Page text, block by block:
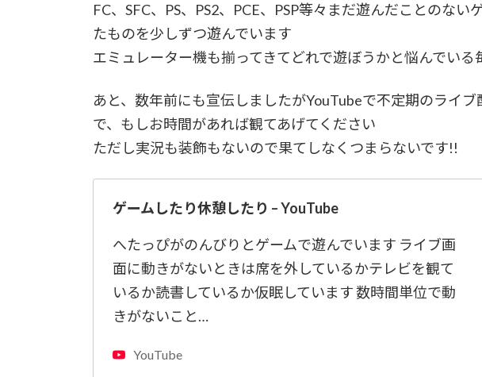
FC、SFC、PS、PS2、PCE、PSP等々まだ遊んだことのな
たものを少しずつ遊んでいます
エミュレーター機も揃ってきてどれで遊ぼうかと悩んでいる
あと、数年前にも宣伝しましたがYouTubeで不定期のライ
で、もしお時間があれば観てあげてください
ただし実況も装飾もないので果てしなくつまらないです!!
ゲームしたり休憩したり – YouTube
へたっぴがのんびりとゲームで遊んでいます ライブ画
面に動きがないときは席を外しているかテレビを観て
いるか読書しているか仮眠しています 数時間単位で動
きがないこと…
YouTube